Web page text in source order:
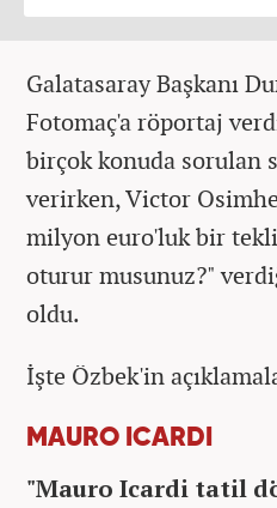
Galatasaray Başkanı
Fotomaç'a röportaj
birçok konuda sorulan
verirken, Victor
milyon euro'luk bir
oturur musunuz?"
oldu.
İşte Özbek'in
MAURO ICARDI
"Mauro Icardi tatil